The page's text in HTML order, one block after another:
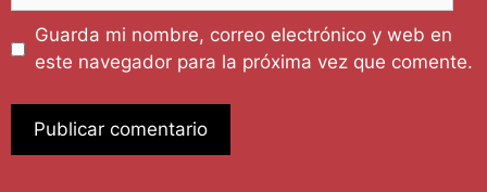
Guarda mi nombre, correo electrónico y web en
este navegador para la próxima vez que comente.